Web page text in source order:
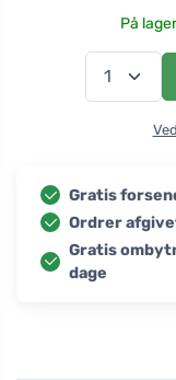
På
Gratis
Ordrer
Gratis
dage